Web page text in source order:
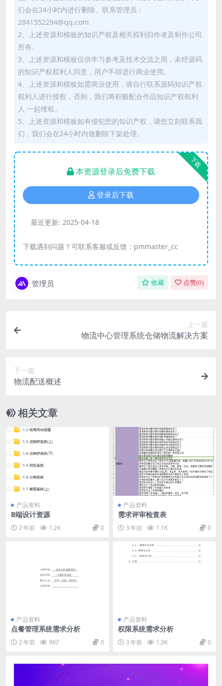
们会在24小时内进行删除。联系管理员：
2841552294@qq.com
2、上述资源和模板的知识产权及相关权利归作者及制作公司
所有。
3、上述资源和模板仅供学习参考及技术交流之用，未经源码
的知识产权权利人同意，用户不得进行商业使用。
4、上述资源和模板如需商业使用，请自行联系源码知识产权
权利人进行授权，否则，我们将积极配合作品知识产权权利
人 一起维权。
5、上述资源和模板如有侵犯您的知识产权，请您立刻联系我
们，我们会在24小时内做删除下架处理。
下载
本资源登录后免费下载
登录后下载
最近更新: 2025-04-18
下载遇到问题？可联系客服或反馈：pmmaster_cc
管理员 收藏 点赞(0)
上一篇
物流中心管理系统仓储物流解决方案
下一篇
物流配送概述
相关文章
产品资料
B端设计资源
2 年前 1.2K 0
产品资料
需求评审检查表
3 年前 1.1K 0
产品资料
点餐管理系统需求分析
2 年前 967 0
产品资料
权限系统需求分析
3 年前 1.3K 0